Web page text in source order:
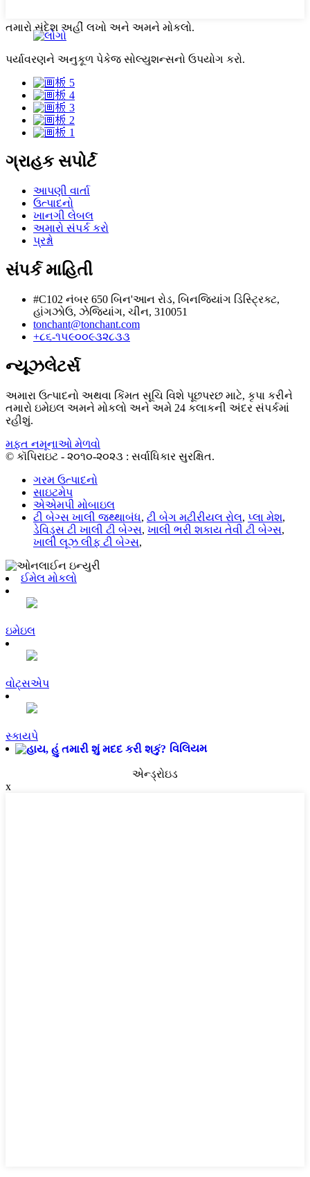
તમારો સંદેશ અહીં લખો અને અમને મોકલો.
પર્યાવરણને અનુકૂળ પેકેજ સોલ્યુશન્સનો ઉપયોગ કરો.
ગ્રાહક સપોર્ટ
આપણી વાર્તા
ઉત્પાદનો
ખાનગી લેબલ
અમારો સંપર્ક કરો
પ્રશ્નો
સંપર્ક માહિતી
#C102 નંબર 650 બિન'આન રોડ, બિનજિયાંગ ડિસ્ટ્રિક્ટ,
હાંગઝોઉ, ઝેજિયાંગ, ચીન, 310051
tonchant@tonchant.com
+૮૬-૧૫૯૦૦૯૩૨૮૩૩
ન્યૂઝલેટર્સ
અમારા ઉત્પાદનો અથવા કિંમત સૂચિ વિશે પૂછપરછ માટે, કૃપા કરીને
તમારો ઇમેઇલ અમને મોકલો અને અમે 24 કલાકની અંદર સંપર્કમાં
રહીશું.
મફત નમૂનાઓ મેળવો
© કૉપિરાઇટ - ૨૦૧૦-૨૦૨૩ : સર્વાધિકાર સુરક્ષિત.
ગરમ ઉત્પાદનો
સાઇટમેપ
એએમપી મોબાઇલ
ટી બેગ્સ ખાલી જથ્થાબંધ, ટી બેગ મટીરીયલ રોલ, પ્લા મેશ,
ડેવિડ્સ ટી ખાલી ટી બેગ્સ, ખાલી ભરી શકાય તેવી ટી બેગ્સ,
ખાલી લૂઝ લીફ ટી બેગ્સ,
ઈમેલ મોકલો
ઇમેઇલ
વોટ્સએપ
સ્કાયપે
વિલિયમ
એન્ડ્રોઇડ
x